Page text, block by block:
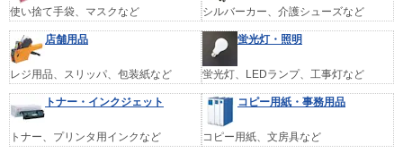
使い捨て手袋、マスクなど シルバーカー、介護シューズなど
店舗用品
レジ用品、スリッパ、包装紙など
蛍光灯・照明
蛍光灯、LEDランプ、工事灯など
トナー・インクジェット
トナー、プリンタ用インクなど
コピー用紙・事務用品
コピー用紙、文房具など